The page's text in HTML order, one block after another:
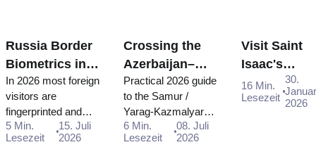
Russia Border
Biometrics in
2026:
Fingerprints
and Facial
Scans for
In 2026 most foreign
visitors are
fingerprinted and
photographed at
Russia's border.
5 Min.
Lesezeit
15. Juli
2026
Crossing the
Azerbaijan–
Russia Land
Border in 2026:
Samur / Yarag-
Kazmalyar
Practical 2026 guide
to the Samur /
Yarag-Kazmalyar
crossing: why it's
effectively one-way
6 Min.
Lesezeit
08. Juli
2026
Visit Saint
Isaac's
Cathedral in
St
16 Min.
Lesezeit
30.
Januar
2026